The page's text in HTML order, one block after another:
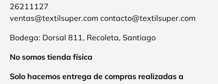
26211127
ventas@textilsuper.com contacto@textilsuper.com
Bodega: Dorsal 811, Recoleta, Santiago
No somos tienda física
Solo hacemos entrega de compras realizadas a